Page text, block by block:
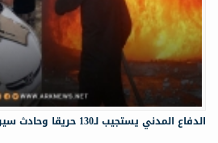
الدفاع المدني يستجيب لـ130 حريقا وحادث سير في عموم سوريا